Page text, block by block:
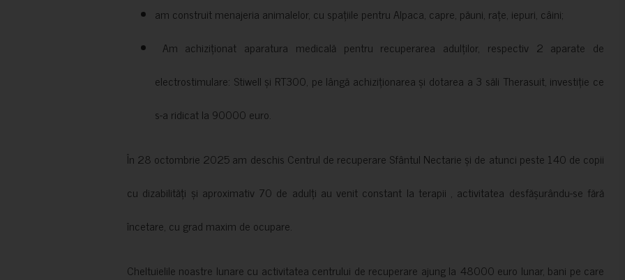
am construit menajeria animalelor, cu spațiile pentru Alpaca, capre, păuni, rațe, iepuri, câini;
Am achiziționat aparatura medicală pentru recuperarea adulților, respectiv 2 aparate de
electrostimulare: Stiwell și RT300, pe lângă achiziționarea și dotarea a 3 săli Therasuit, investiție ce
s-a ridicat la 90000 euro.
În 28 octombrie 2025 am deschis Centrul de recuperare Sfântul Nectarie și de atunci peste 140 de copii
cu dizabilități și aproximativ 70 de adulți au venit constant la terapii , activitatea desfășurându-se fără
încetare, cu grad maxim de ocupare.
Cheltuielile noastre lunare cu activitatea centrului de recuperare ajung la 48000 euro lunar, bani pe care